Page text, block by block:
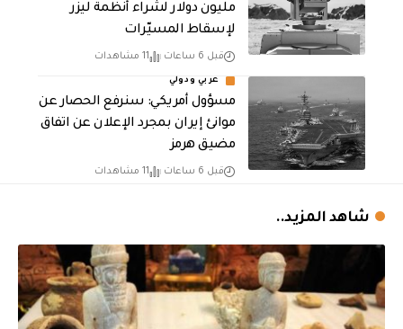
مليون دولار لشراء أنظمة ليزر
لإسقاط المسيّرات
قبل 6 ساعات 11 مشاهدات
عربي ودولي
مسؤول أمريكي: سنرفع الحصار عن
موانئ إيران بمجرد الإعلان عن اتفاق
مضيق هرمز
قبل 6 ساعات 11 مشاهدات
شاهد المزيد..